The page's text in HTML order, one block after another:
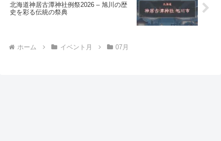
北海道神居古潭神社例祭2026 – 旭川の歴
史を彩る伝統の祭典
ホーム イベント月 07月